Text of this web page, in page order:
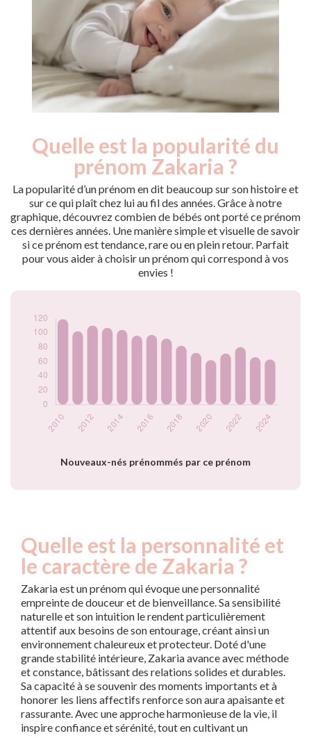
Quelle est la popularité du
prénom Zakaria ?
La popularité d’un prénom en dit beaucoup sur son histoire et
sur ce qui plaît chez lui au fil des années. Grâce à notre
graphique, découvrez combien de bébés ont porté ce prénom
ces dernières années. Une manière simple et visuelle de savoir
si ce prénom est tendance, rare ou en plein retour. Parfait
pour vous aider à choisir un prénom qui correspond à vos
envies !
Nouveaux-nés prénommés par ce prénom
Popularité du
Année
Nouveaux-
nés
2010
119
2011
102
2012
110
2013
107
2014
104
2015
96
2019
72
71
80
66
63
Quelle est la personnalité et
le caractère de Zakaria ?
Zakaria est un prénom qui évoque une personnalité
empreinte de douceur et de bienveillance. Sa sensibilité
naturelle et son intuition le rendent particulièrement
attentif aux besoins de son entourage, créant ainsi un
environnement chaleureux et protecteur. Doté d'une
grande stabilité intérieure, Zakaria avance avec méthode
et constance, bâtissant des relations solides et durables.
Sa capacité à se souvenir des moments importants et à
honorer les liens affectifs renforce son aura apaisante et
rassurante. Avec une approche harmonieuse de la vie, il
inspire confiance et sérénité, tout en cultivant un